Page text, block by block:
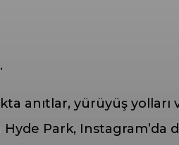
anıtlar, yürüyüş
Park, Instagram’da